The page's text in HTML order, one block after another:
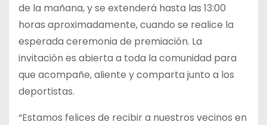
de la mañana, y se extenderá hasta las 13:00
horas aproximadamente, cuando se realice la
esperada ceremonia de premiación. La
invitación es abierta a toda la comunidad para
que acompañe, aliente y comparta junto a los
deportistas.
“Estamos felices de recibir a nuestros vecinos en